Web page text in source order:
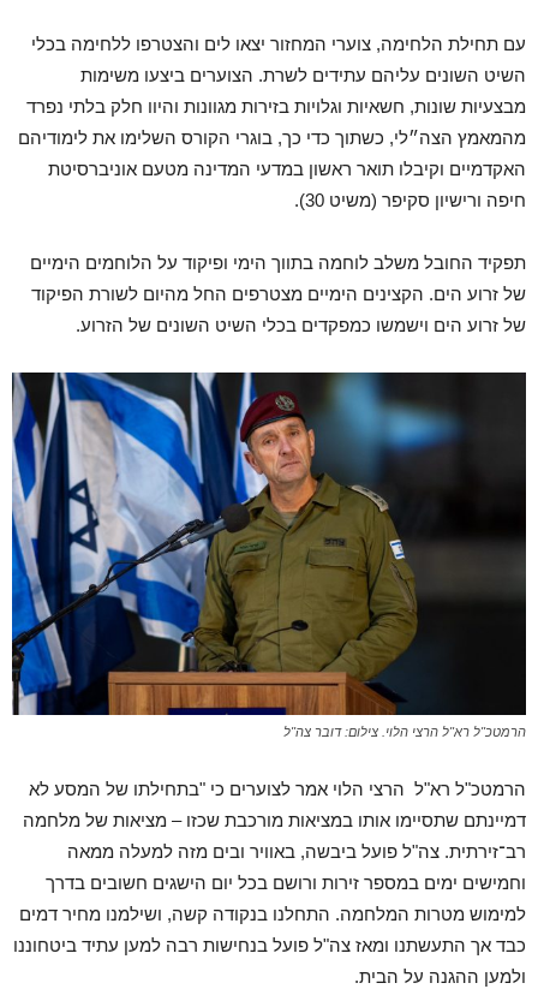
עם תחילת הלחימה, צוערי המחזור יצאו לים והצטרפו ללחימה בכלי
השיט השונים עליהם עתידים לשרת. הצוערים ביצעו משימות
מבצעיות שונות, חשאיות וגלויות בזירות מגוונות והיוו חלק בלתי נפרד
מהמאמץ הצה״לי, כשתוך כדי כך, בוגרי הקורס השלימו את לימודיהם
האקדמיים וקיבלו תואר ראשון במדעי המדינה מטעם אוניברסיטת
חיפה ורישיון סקיפר (משיט 30).
תפקיד החובל משלב לוחמה בתווך הימי ופיקוד על הלוחמים הימיים
של זרוע הים. הקצינים הימיים מצטרפים החל מהיום לשורת הפיקוד
של זרוע הים וישמשו כמפקדים בכלי השיט השונים של הזרוע.
הרמטכ"ל רא"ל הרצי הלוי. צילום: דובר צה"ל
הרמטכ"ל רא"ל הרצי הלוי אמר לצוערים כי "בתחילתו של המסע לא
דמיינתם שתסיימו אותו במציאות מורכבת שכזו – מציאות של מלחמה
רב־זירתית. צה"ל פועל ביבשה, באוויר ובים מזה למעלה ממאה
וחמישים ימים במספר זירות ורושם בכל יום הישגים חשובים בדרך
למימוש מטרות המלחמה. התחלנו בנקודה קשה, ושילמנו מחיר דמים
כבד אך התעשתנו ומאז צה"ל פועל בנחישות רבה למען עתיד ביטחוננו
ולמען ההגנה על הבית.